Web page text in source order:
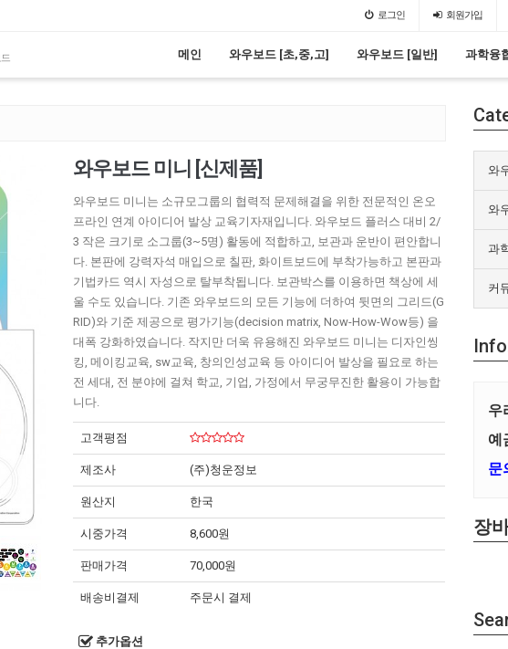
로그인 회원가입
메인 와우보드 [초,중,고] 와우보드 [일반] 과학융
와우보드 미니 [신제품]
와우보드 미니는 소규모그룹의 협력적 문제해결을 위한 전문적인 온오
프라인 연계 아이디어 발상 교육기자재입니다. 와우보드 플러스 대비 2/
3 작은 크기로 소그룹(3~5명) 활동에 적합하고, 보관과 운반이 편안합니
다. 본판에 강력자석 매입으로 칠판, 화이트보드에 부착가능하고 본판과
기법카드 역시 자성으로 탈부착됩니다. 보관박스를 이용하면 책상에 세
울 수도 있습니다. 기존 와우보드의 모든 기능에 더하여 뒷면의 그리드(G
RID)와 기준 제공으로 평가기능(decision matrix, Now-How-Wow등) 을
대폭 강화하였습니다. 작지만 더욱 유용해진 와우보드 미니는 디자인씽
킹, 메이킹교육, sw교육, 창의인성교육 등 아이디어 발상을 필요로 하는
전 세대, 전 분야에 걸쳐 학교, 기업, 가정에서 무궁무진한 활용이 가능합
니다.
고객평점
제조사 (주)청운정보
원산지 한국
시중가격 8,600원
판매가격 70,000원
배송비결제 주문시 결제
추가옵션
와
와
과
커
우
예
문
장